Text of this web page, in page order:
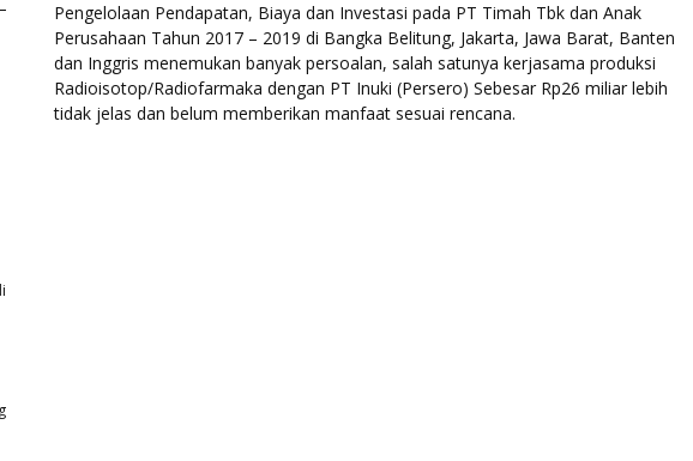
Pengelolaan Pendapatan, Biaya dan Investasi pada PT Timah Tbk dan Anak
Perusahaan Tahun 2017 – 2019 di Bangka Belitung, Jakarta, Jawa Barat, Banten
dan Inggris menemukan banyak persoalan, salah satunya kerjasama produksi
Radioisotop/Radiofarmaka dengan PT Inuki (Persero) Sebesar Rp26 miliar lebih
tidak jelas dan belum memberikan manfaat sesuai rencana.